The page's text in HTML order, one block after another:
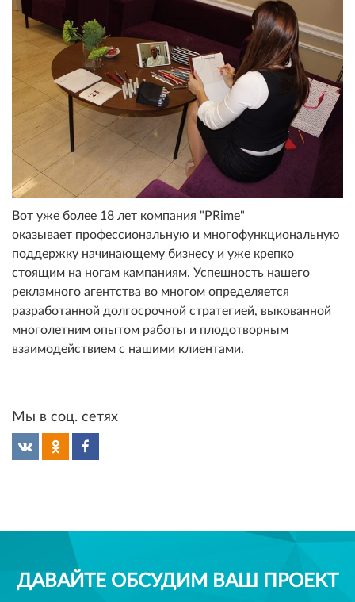
Вот уже более 18 лет компания "PRime"
оказывает профессиональную и многофункциональную
поддержку начинающему бизнесу и уже крепко
стоящим на ногам кампаниям. Успешность нашего
рекламного агентства во многом определяется
разработанной долгосрочной стратегией, выкованной
многолетним опытом работы и плодотворным
взаимодействием с нашими клиентами.
Мы в соц. сетях
ДАВАЙТЕ ОБСУДИМ ВАШ ПРОЕКТ